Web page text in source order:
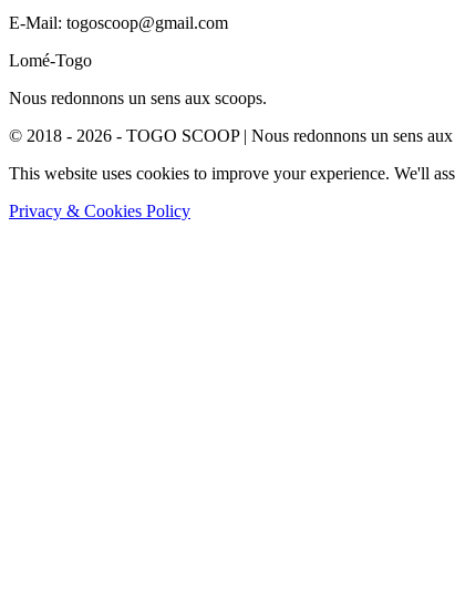
E-Mail: togoscoop@gmail.com
Lomé-Togo
Nous redonnons un sens aux scoops.
© 2018 - 2026 - TOGO SCOOP | Nous redonnons un sens aux
This website uses cookies to improve your experience. We'll
Privacy & Cookies Policy